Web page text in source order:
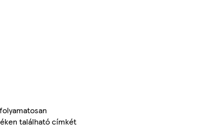
található címkét